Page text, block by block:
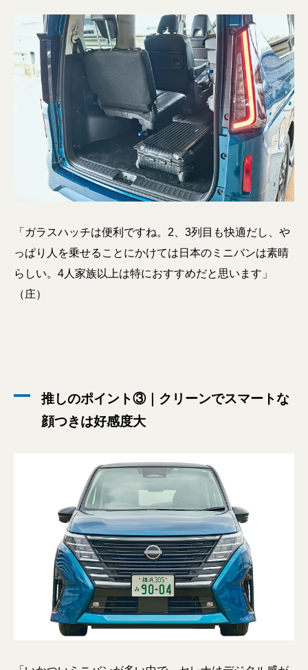
「ガラスハッチは便利ですね。2、3列目も快適だし、や
っぱり人を乗せることにかけては日本のミニバンは素晴
らしい。4人家族以上は特におすすめだと思います」
（庄）
推しのポイント③｜クリーンでスマートな
顔つきは好感度大